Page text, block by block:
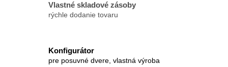
Vlastné skladové zásoby
rýchle dodanie tovaru
Konfigurátor
pre posuvné dvere, vlastná výroba